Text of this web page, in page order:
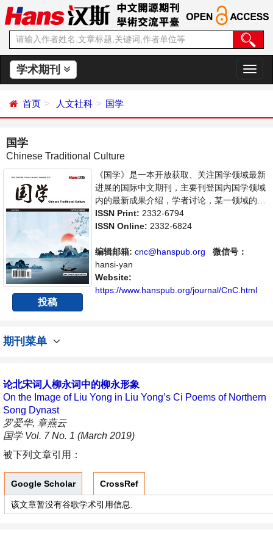
学术期刊
切
换
首页 人文社科 国学
国学
Chinese Traditional Culture
投稿
《国学》是一本开放获取、关注国学领域最新
进展的国际中文期刊，主要刊登国内国学领域
内的最新成果介绍，学者讨论，某一领域的研
究进展和专业评论等多方面的内容，旨在给世
界范围内的科学家、学者、科研人员提供一个
发展的交流平台。
ISSN Print: 2332-6794
ISSN Online: 2332-6824
编辑邮箱: cnc@hanspub.org
微信号：
hansi-yan
Website:
https://www.hanspub.org/journal/CnC.html
期刊菜单
论北宋词人柳永词中的柳永形象
On the Image of Liu Yong in Liu Yong’s Ci Poems of Northern
Song Dynast
罗爱华, 章燕云
国学 Vol. 7 No. 1 (March 2019)
被下列文章引用：
Google Scholar CrossRef
该文章暂没有谷歌学术引用信息.